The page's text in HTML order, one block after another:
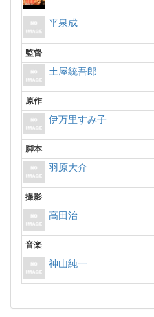
平泉成
監督
土屋統吾郎
原作
伊万里すみ子
脚本
羽原大介
撮影
高田治
音楽
神山純一